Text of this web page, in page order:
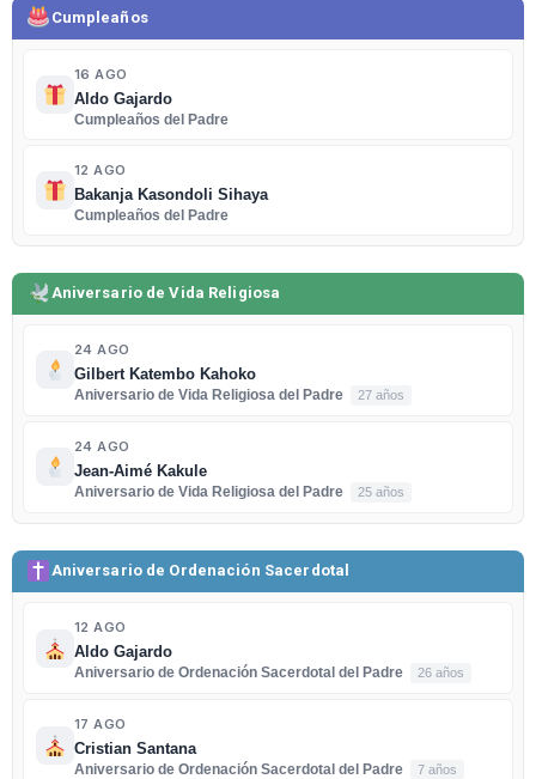
Cumpleaños
16 AGO
Aldo Gajardo
Cumpleaños del Padre
12 AGO
Bakanja Kasondoli Sihaya
Cumpleaños del Padre
Aniversario de Vida Religiosa
24 AGO
Gilbert Katembo Kahoko
Aniversario de Vida Religiosa del Padre
27 años
24 AGO
Jean-Aimé Kakule
Aniversario de Vida Religiosa del Padre
25 años
Aniversario de Ordenación Sacerdotal
12 AGO
Aldo Gajardo
Aniversario de Ordenación Sacerdotal del Padre
26 años
17 AGO
Cristian Santana
Aniversario de Ordenación Sacerdotal del Padre
7 años